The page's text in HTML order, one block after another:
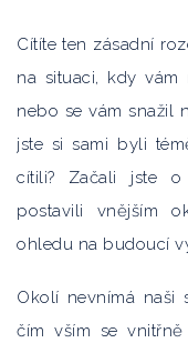
Cítíte ten zásadní
na situaci, kdy
nebo se vám snažil
jste si sami byli
cítili? Začali jste
postavili vnějším
ohledu na budoucí
Okolí nevnímá naši
čím vším se